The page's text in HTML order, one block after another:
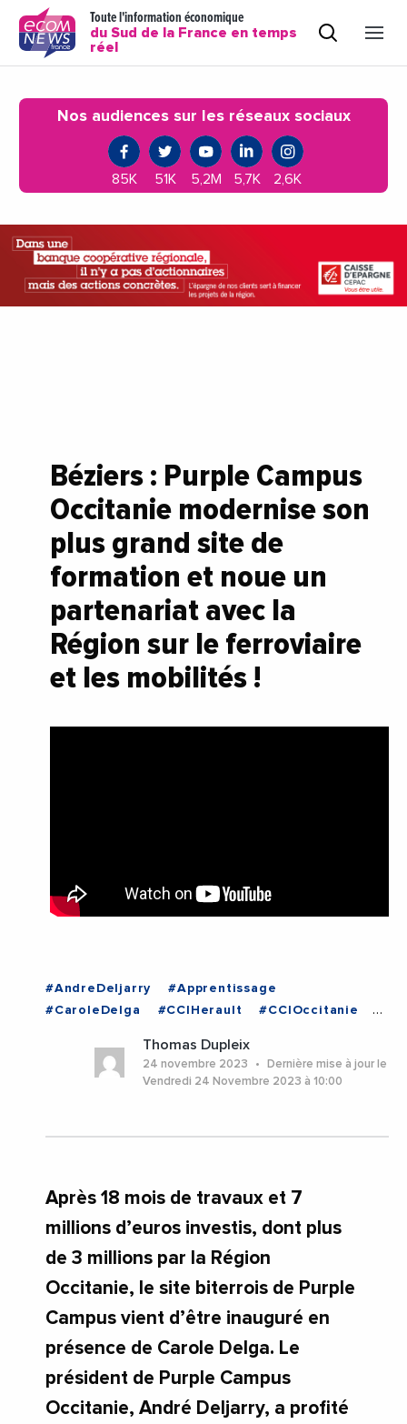
Toute l'information économique
du Sud de la France en temps
réel
Nos audiences sur les réseaux sociaux
85K 51K 5,2M 5,7K 2,6K
Béziers : Purple Campus
Occitanie modernise son
plus grand site de
formation et noue un
partenariat avec la
Région sur le ferroviaire
et les mobilités !
#AndreDeljarry
#Apprentissage
#CaroleDelga
#CCIHerault
#CCIOccitanie
#HotellerieRestauration
#JeanFrancoisRezeau
#PurpleCampus
Thomas Dupleix
24 novembre 2023
Dernière mise à jour le
Vendredi 24 Novembre 2023 à 10:00
Après 18 mois de travaux et 7
millions d’euros investis, dont plus
de 3 millions par la Région
Occitanie, le site biterrois de Purple
Campus vient d’être inauguré en
présence de Carole Delga. Le
président de Purple Campus
Occitanie, André Deljarry, a profité